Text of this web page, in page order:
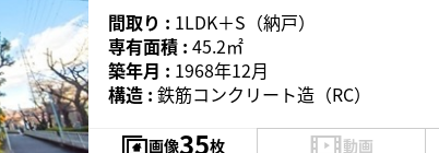
間取り : 1LDK＋S（納戸）
専有面積 : 45.2㎡
築年月 : 1968年12月
構造 : 鉄筋コンクリート造（RC）
画像35枚 動画